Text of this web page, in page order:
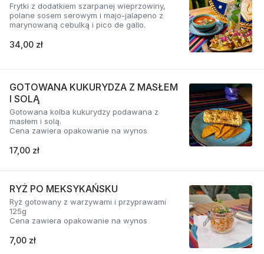
Frytki z dodatkiem szarpanej wieprzowiny,
polane sosem serowym i majo-jalapeno z
marynowaną cebulką i pico de gallo.
34,00 zł
GOTOWANA KUKURYDZA Z MASŁEM
I SOLĄ
Gotowana kolba kukurydzy podawana z
masłem i solą.
Cena zawiera opakowanie na wynos
17,00 zł
RYŻ PO MEKSYKAŃSKU
Ryż gotowany z warzywami i przyprawami
125g
Cena zawiera opakowanie na wynos
7,00 zł